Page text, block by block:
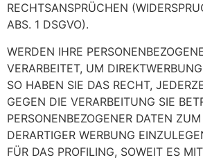
RECHTSANSPRÜCHEN
ABS. 1 DSGVO).
WERDEN IHRE
VERARBEITET, UM
SO HABEN SIE DAS RECHT,
GEGEN DIE VERARBEITUNG SIE
PERSONENBEZOGENER DATEN
DERARTIGER WERBUNG
FÜR DAS PROFILING, SOWEIT ES